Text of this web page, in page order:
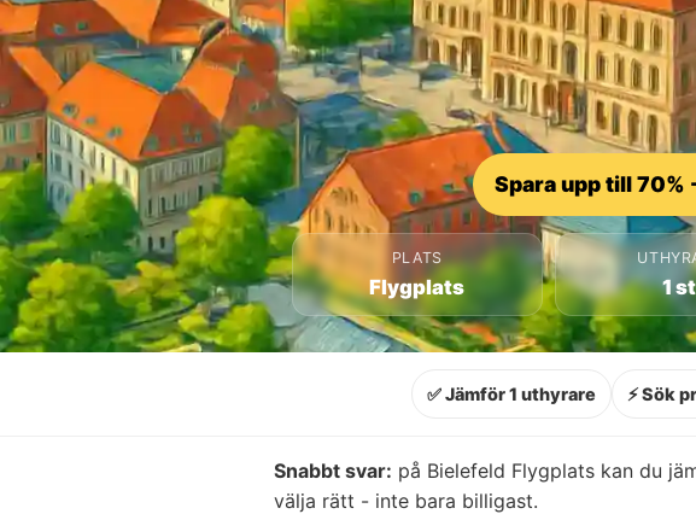
Spara upp till
PLATS
Flygplats 1 st
✅ Jämför 1 uthyrare ⚡ Sök
Snabbt svar: på Bielefeld Flygplats kan du
välja rätt - inte bara billigast.